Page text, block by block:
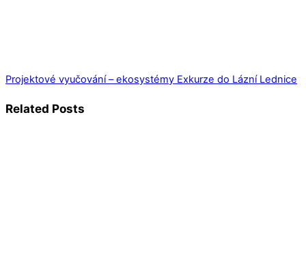
Projektové vyučování – ekosystémy Exkurze do Lázní Lednice
Related Posts